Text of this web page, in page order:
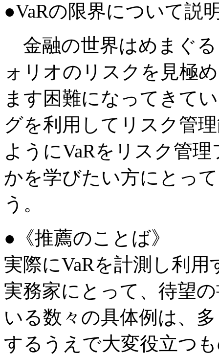
●VaRの限界について説
金融の世界はめまぐ
ォリオのリスクを見極
ます困難になってきて
グを利用してリスク管
ようにVaRをリスク管
かを学びたい方にとっ
う。
●《推薦のことば》
実際にVaRを計測し利
実務家にとって、待望
いる数々の具体例は、
するうえで大変役立つ